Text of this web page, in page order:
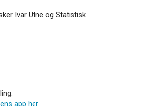
Ivar Utne og Statistisk
app her